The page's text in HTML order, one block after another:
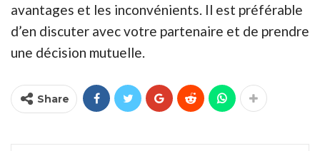
avantages et les inconvénients. Il est préférable
d’en discuter avec votre partenaire et de prendre
une décision mutuelle.
Share